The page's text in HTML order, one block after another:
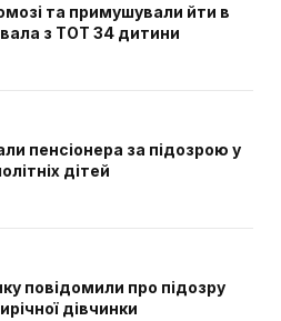
та примушували йти в
з ТОТ 34 дитини
пенсіонера за підозрою у
дітей
повідомили про підозру
дівчинки